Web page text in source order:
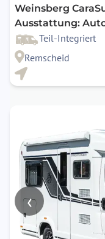
Weinsberg
Ausstattung: Automatik, Klimaanlage, Markise,
Navigation,
Teil-Integriert
Remscheid
‹